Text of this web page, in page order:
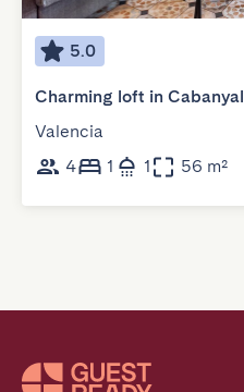
5.0
Charming loft in Cabanyal
Valencia
4
1 1 56 m²